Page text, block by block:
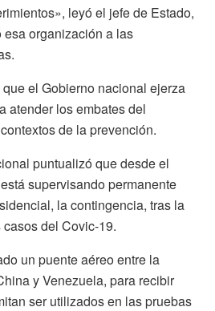
leyó el jefe de Estado,
organización a las
el Gobierno nacional ejerza
atender los embates del
de la prevención.
puntualizó que desde el
supervisando permanente
la contingencia, tras la
del Covic-19.
un puente aéreo entre la
y Venezuela, para recibir
ser utilizados en las pruebas